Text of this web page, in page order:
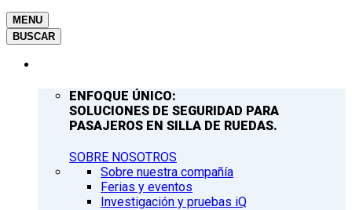
MENU
BUSCAR
ENFOQUE ÚNICO:
SOLUCIONES DE SEGURIDAD PARA
PASAJEROS EN SILLA DE RUEDAS.
SOBRE NOSOTROS
Sobre nuestra compañía
Ferias y eventos
Investigación y pruebas iQ